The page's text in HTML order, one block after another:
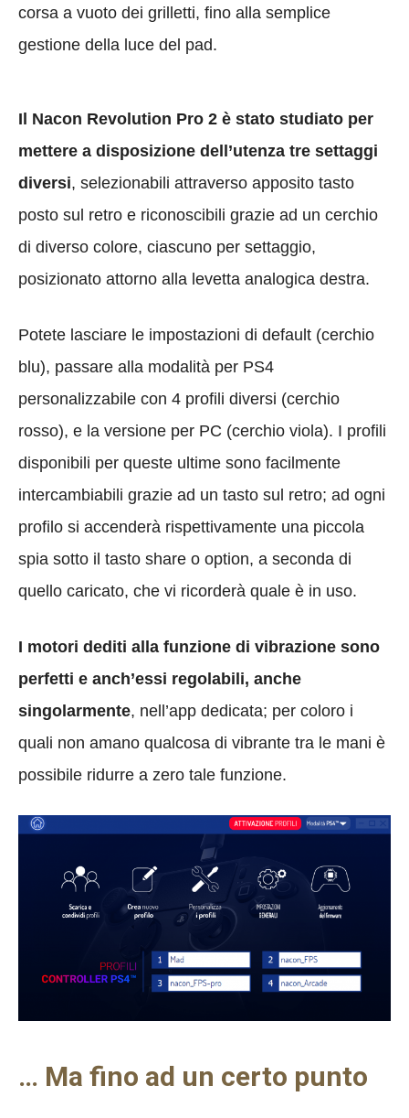
corsa a vuoto dei grilletti, fino alla semplice
gestione della luce del pad.
Il Nacon Revolution Pro 2 è stato studiato per
mettere a disposizione dell’utenza tre settaggi
diversi, selezionabili attraverso apposito tasto
posto sul retro e riconoscibili grazie ad un cerchio
di diverso colore, ciascuno per settaggio,
posizionato attorno alla levetta analogica destra.
Potete lasciare le impostazioni di default (cerchio
blu), passare alla modalità per PS4
personalizzabile con 4 profili diversi (cerchio
rosso), e la versione per PC (cerchio viola). I profili
disponibili per queste ultime sono facilmente
intercambiabili grazie ad un tasto sul retro; ad ogni
profilo si accenderà rispettivamente una piccola
spia sotto il tasto share o option, a seconda di
quello caricato, che vi ricorderà quale è in uso.
I motori dediti alla funzione di vibrazione sono
perfetti e anch’essi regolabili, anche
singolarmente, nell’app dedicata; per coloro i
quali non amano qualcosa di vibrante tra le mani è
possibile ridurre a zero tale funzione.
… Ma fino ad un certo punto